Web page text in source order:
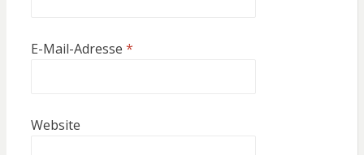
E-Mail-Adresse *
Website